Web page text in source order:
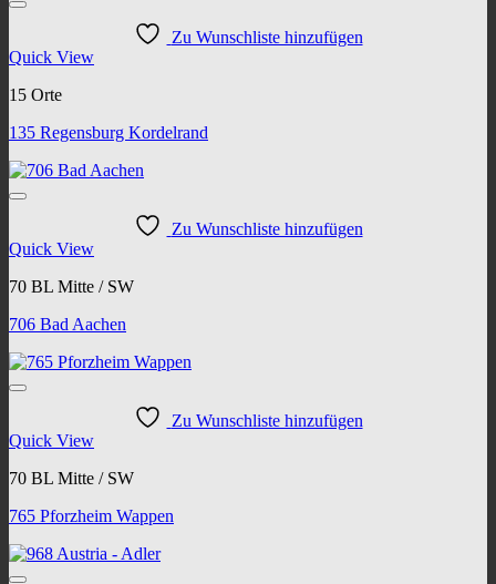
Zu Wunschliste hinzufügen
Quick View
15 Orte
135 Regensburg Kordelrand
Zu Wunschliste hinzufügen
Quick View
70 BL Mitte / SW
706 Bad Aachen
Zu Wunschliste hinzufügen
Quick View
70 BL Mitte / SW
765 Pforzheim Wappen